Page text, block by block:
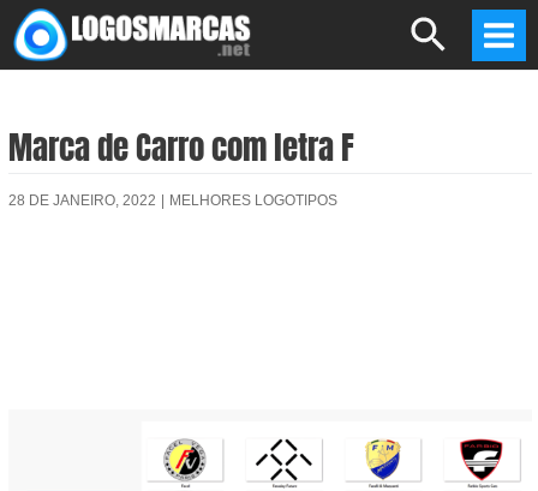
Skip
to
Search
Marca de Carro com letra F
28 DE JANEIRO, 2022 MELHORES LOGOTIPOS